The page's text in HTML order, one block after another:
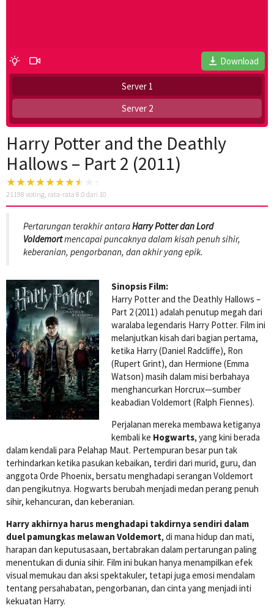
Download
Server 1
Server 2
Harry Potter and the Deathly
Hallows – Part 2 (2011)
21198 voting, rata-rata 8.0 dari 10
Pertarungan terakhir antaraHarry Potter dan Lord
Voldemortmencapai puncaknya dalam kisah penuh sihir,
keberanian, pengorbanan, dan akhir yang epik.
Sinopsis Film:
Harry Potter and the Deathly Hallows –
Part 2 (2011) adalah penutup megah dari
waralaba legendaris Harry Potter. Film ini
melanjutkan kisah dari bagian pertama,
ketika Harry (Daniel Radcliffe), Ron
(Rupert Grint), dan Hermione (Emma
Watson) masih dalam misi berbahaya
menghancurkan Horcrux—sumber
keabadian Voldemort (Ralph Fiennes).
Perjalanan mereka membawa ketiganya
kembali ke Hogwarts, yang kini berada
dalam kendali para Pelahap Maut. Pertempuran besar pun tak
terhindarkan ketika pasukan kebaikan, terdiri dari murid, guru, dan
anggota Orde Phoenix, bersatu menghadapi serangan Voldemort
dan pengikutnya. Hogwarts berubah menjadi medan perang penuh
sihir, kehancuran, dan keberanian.
Harry akhirnya harus menghadapi takdirnya sendiri dalam
duel pamungkas melawan Voldemort, di mana hidup dan mati,
harapan dan keputusasaan, bertabrakan dalam pertarungan paling
menentukan di dunia sihir. Film ini bukan hanya menampilkan efek
visual memukau dan aksi spektakuler, tetapi juga emosi mendalam
tentang persahabatan, pengorbanan, dan cinta yang menjadi inti
kekuatan Harry.